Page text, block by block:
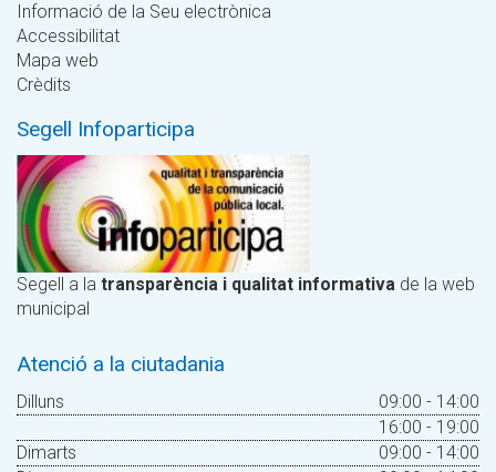
Informació de la Seu electrònica
Accessibilitat
Mapa web
Crèdits
Segell Infoparticipa
Segell a la transparència i qualitat informativa de la web
municipal
Atenció a la ciutadania
Dilluns
09:00 - 14:00
16:00 - 19:00
Dimarts
09:00 - 14:00